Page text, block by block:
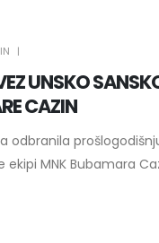
UNSKO
CAZIN
odbranila
MNK Bubamara